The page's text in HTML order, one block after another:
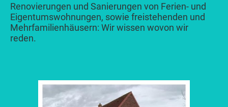
Renovierungen und Sanierungen von Ferien- und
Eigentumswohnungen, sowie freistehenden und
Mehrfamilienhäusern: Wir wissen wovon wir
reden.